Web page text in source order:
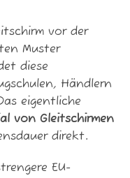
vor der
Muster
diese
Händlern
eigentliche
von Gleitschirmen
direkt.
EU-